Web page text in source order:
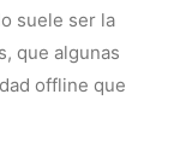
suele ser la
que algunas
offline que